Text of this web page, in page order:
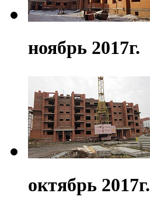
ноябрь 2017г.
октябрь 2017г.